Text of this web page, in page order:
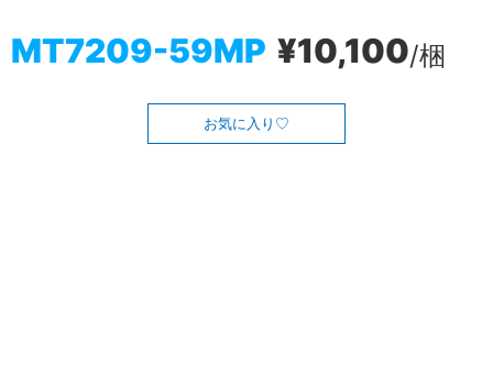
MT7209-59MP ¥10,100/梱
お気に入り